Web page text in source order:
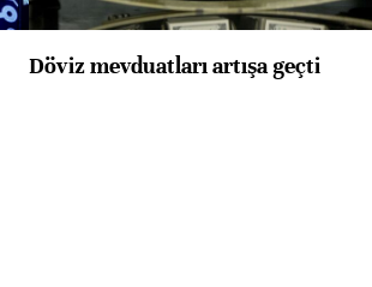
Döviz mevduatları artışa geçti